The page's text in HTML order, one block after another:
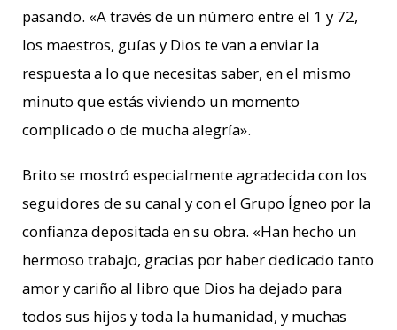
pasando. «A través de un número entre el 1 y 72,
los maestros, guías y Dios te van a enviar la
respuesta a lo que necesitas saber, en el mismo
minuto que estás viviendo un momento
complicado o de mucha alegría».
Brito se mostró especialmente agradecida con los
seguidores de su canal y con el Grupo Ígneo por la
confianza depositada en su obra. «Han hecho un
hermoso trabajo, gracias por haber dedicado tanto
amor y cariño al libro que Dios ha dejado para
todos sus hijos y toda la humanidad, y muchas